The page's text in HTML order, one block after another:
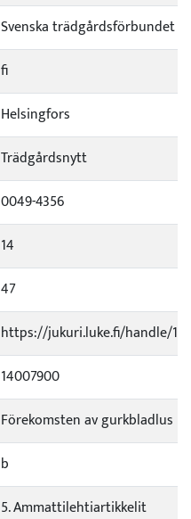
Svenska trädgårdsförbundet
fi
Helsingfors
Trädgårdsnytt
0049-4356
14
47
https://jukuri.luke.fi/handle/
14007900
Förekomsten av gurkbladlus
b
5. Ammattilehtiartikkelit